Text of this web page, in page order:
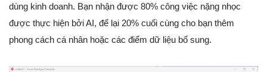
dùng kinh doanh. Bạn nhận được 80% công việc nặng nhọc
được thực hiện bởi AI, để lại 20% cuối cùng cho bạn thêm
phong cách cá nhân hoặc các điểm dữ liệu bổ sung.